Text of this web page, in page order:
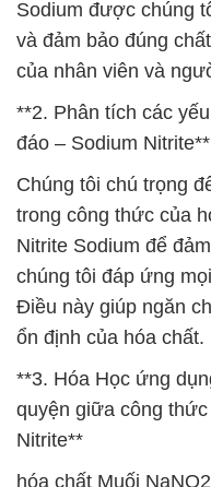
Sodium được chúng
và đảm bảo đúng
của nhân viên và
**2. Phân tích các
đáo – Sodium Nitrite**
Chúng tôi chú trọng
trong công thức của
Nitrite Sodium để
chúng tôi đáp ứng
Điều này giúp ngăn
ổn định của hóa chất.
**3. Hóa Học ứng
quyện giữa công
Nitrite**
hóa chất Muối